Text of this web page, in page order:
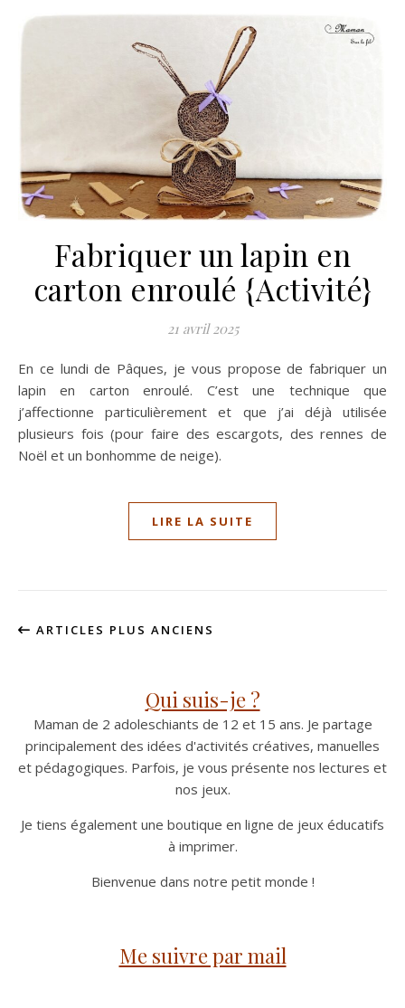
Fabriquer un lapin en
carton enroulé {Activité}
21 avril 2025
En ce lundi de Pâques, je vous propose de fabriquer un
lapin en carton enroulé. C’est une technique que
j’affectionne particulièrement et que j’ai déjà utilisée
plusieurs fois (pour faire des escargots, des rennes de
Noël et un bonhomme de neige).
LIRE LA SUITE
ARTICLES PLUS ANCIENS
Qui suis-je ?
Maman de 2 adoleschiants de 12 et 15 ans. Je partage
principalement des idées d'activités créatives, manuelles
et pédagogiques. Parfois, je vous présente nos lectures et
nos jeux.
Je tiens également une boutique en ligne de jeux éducatifs
à imprimer.
Bienvenue dans notre petit monde !
Me suivre par mail